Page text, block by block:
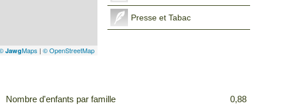
JawgMaps | © OpenStreetMap
Presse et Tabac
Nombre d'enfants par famille 0,88